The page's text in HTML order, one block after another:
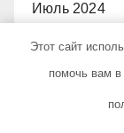
Июль 2024
Июнь 2024
Этот сайт
помочь вам в